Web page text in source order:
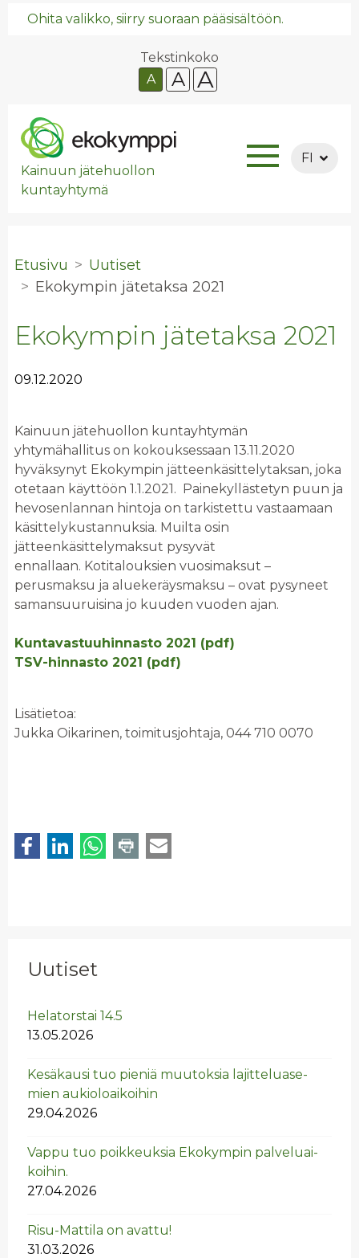
Ohita valikko, siirry suoraan pääsisältöön.
Tekstinkoko
A
A A
Kainuun jätehuollon
kuntayhtymä
FI
Uutiset
He­la­tors­tai 14.5
13.05.2026
Ke­sä­kausi tuo pie­niä muu­tok­sia la­jit­te­lua­se­
mien au­kio­loai­koi­hin
29.04.2026
Vappu tuo poik­keuk­sia Eko­kym­pin pal­ve­luai­
koi­hin.
27.04.2026
Risu-Mat­ti­la on avat­tu!
31.03.2026
Etusivu
Uutiset
Eko­kym­pin jä­te­tak­sa 2021
Ekokympin jätetaksa 2021
09.12.2020
Kainuun jätehuollon kuntayhtymän
yhtymähallitus on kokouksessaan 13.11.2020
hyväksynyt Ekokympin jätteenkäsittelytaksan, joka
otetaan käyttöön 1.1.2021. Painekyllästetyn puun ja
hevosenlannan hintoja on tarkistettu vastaamaan
käsittelykustannuksia. Muilta osin
jätteenkäsittelymaksut pysyvät
ennallaan. Kotitalouksien vuosimaksut –
perusmaksu ja aluekeräysmaksu – ovat pysyneet
samansuuruisina jo kuuden vuoden ajan.
Kuntavastuuhinnasto 2021 (pdf)
TSV-hinnasto 2021 (pdf)
Lisätietoa:
Jukka Oikarinen, toimitusjohtaja, 044 710 0070